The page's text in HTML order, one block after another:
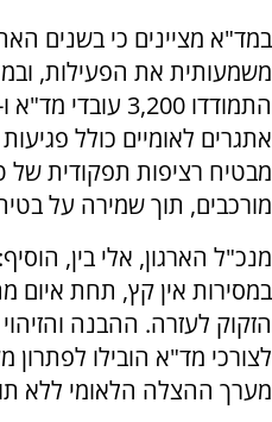
במד"א מציינים כי בשנים
משמעותית את הפעילות,
אתגרים לאומיים כולל
מבטיח רציפות תפקודית של
מורכבים, תוך שמירה על
מנכ"ל הארגון, אלי בין,
במסירות אין קץ, תחת איום
הזקוק לעזרה. ההבנה
לצורכי מד"א הובילו
מערך ההצלה הלאומי ללא